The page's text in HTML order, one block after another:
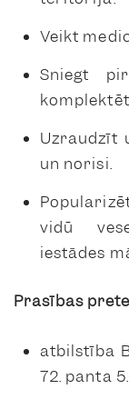
Veikt
Sniegt
Uzraudzīt
un norisi.
vidū
iestādes
Prasības
atbilstība
72. panta